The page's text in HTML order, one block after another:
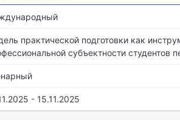
практической подготовки как
субъектности студентов
- 15.11.2025